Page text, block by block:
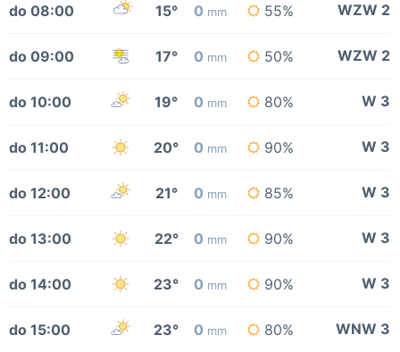
do 08:00 15° 0 mm 55% WZW 2
do 09:00 17° 0 mm 50% WZW 2
do 10:00 19° 0 mm 80% W 3
do 11:00 20° 0 mm 90% W 3
do 12:00 21° 0 mm 85% W 3
do 13:00 22° 0 mm 90% W 3
do 14:00 23° 0 mm 90% W 3
do 15:00 23° 0 mm 80% WNW 3